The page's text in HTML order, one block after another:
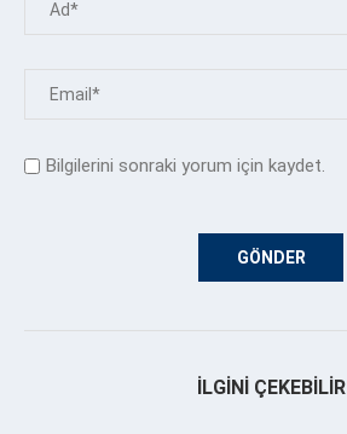
Bilgilerini sonraki yorum için kaydet.
İLGINI ÇEKEBILIR